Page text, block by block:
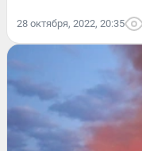
28 октября, 2022, 20:35